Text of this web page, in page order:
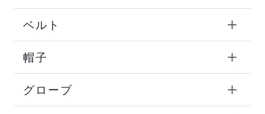
ベルト
帽子
グローブ